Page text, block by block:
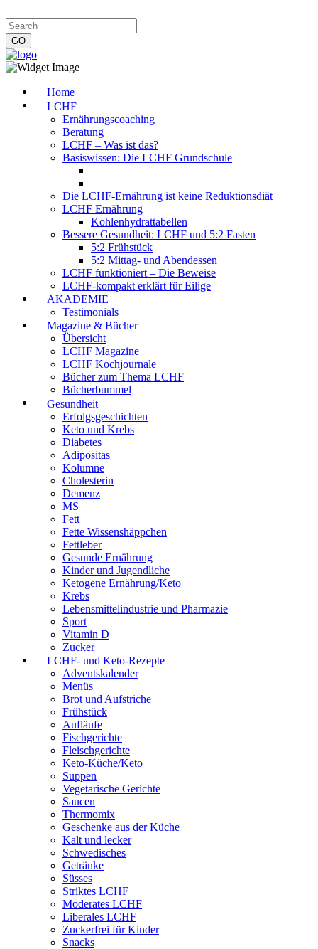
Home
LCHF
Ernährungscoaching
Beratung
LCHF – Was ist das?
Basiswissen: Die LCHF Grundschule
Die LCHF-Ernährung ist keine Reduktionsdiät
LCHF Ernährung
Kohlenhydrattabellen
Bessere Gesundheit: LCHF und 5:2 Fasten
5:2 Frühstück
5:2 Mittag- und Abendessen
LCHF funktioniert – Die Beweise
LCHF-kompakt erklärt für Eilige
AKADEMIE
Testimonials
Magazine & Bücher
Übersicht
LCHF Magazine
LCHF Kochjournale
Bücher zum Thema LCHF
Bücherbummel
Gesundheit
Erfolgsgeschichten
Keto und Krebs
Diabetes
Adipositas
Kolumne
Cholesterin
Demenz
MS
Fett
Fette Wissenshäppchen
Fettleber
Gesunde Ernährung
Kinder und Jugendliche
Ketogene Ernährung/Keto
Krebs
Lebensmittelindustrie und Pharmazie
Sport
Vitamin D
Zucker
LCHF- und Keto-Rezepte
Adventskalender
Menüs
Brot und Aufstriche
Frühstück
Aufläufe
Fischgerichte
Fleischgerichte
Keto-Küche/Keto
Suppen
Vegetarische Gerichte
Saucen
Thermomix
Geschenke aus der Küche
Kalt und lecker
Schwedisches
Getränke
Süsses
Striktes LCHF
Moderates LCHF
Liberales LCHF
Zuckerfrei für Kinder
Snacks